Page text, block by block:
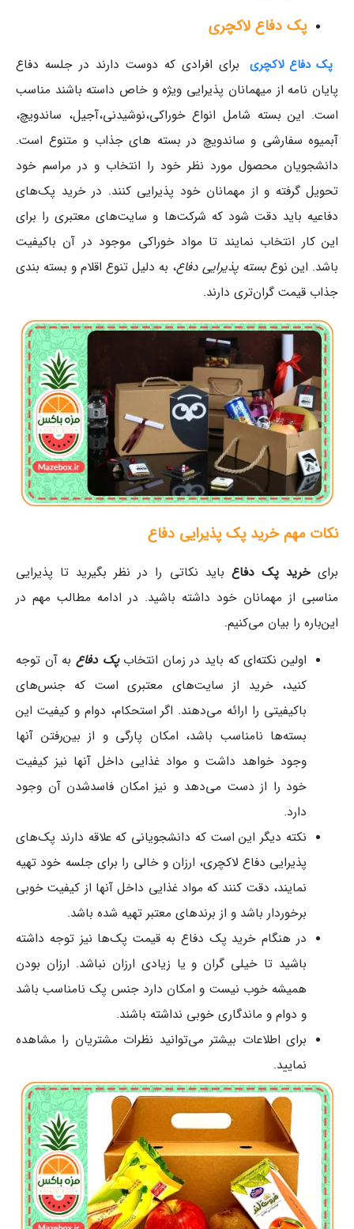
پک دفاع لاکچری
پک دفاع لاکچری برای افرادی که دوست دارند در جلسه دفاع
پایان نامه از میهمانان پذیرایی ویژه و خاص داسته باشند مناسب
است. این بسته شامل انواع خوراکی،نوشیدنی،آجیل، ساندویچ،
آبمیوه سفارشی و ساندویچ در بسته های جذاب و متنوع است.
دانشجویان محصول مورد نظر خود را انتخاب و در مراسم خود
تحویل گرفته و از مهمانان خود پذیرایی کنند. در خرید پک‌های
دفاعیه باید دقت شود که شرکت‌ها و سایت‌‌های معتبری را برای
این کار انتخاب نمایند تا مواد خوراکی موجود در آن باکیفیت
باشد. این نوع بسته پذیرایی دفاع، به دلیل تنوع اقلام و بسته بندی
جذاب قیمت گران‌تری دارند.
نکات مهم خرید پک پذیرایی دفاع
برایخرید پک‌ دفاع باید نکاتی را در نظر بگیرید تا پذیرایی
مناسبی از مهمانان خود داشته باشید. در ادامه مطالب مهم در
این‌باره را بیان می‌کنیم.
اولین نکته‌ای که باید در زمان انتخاب پک‌ دفاع به آن توجه
کنید، خرید از سایت‌های معتبری است که جنس‌های
باکیفیتی را ارائه می‌دهند. اگر استحکام، دوام و کیفیت این
بسته‌ها نامناسب باشد، امکان پارگی و از بین‌رفتن آنها
وجود خواهد داشت و مواد غذایی داخل آنها نیز کیفیت
خود را از دست می‌دهد و نیز امکان فاسدشدن آن وجود
دارد.
نکته دیگر این است که دانشجویانی که علاقه دارند پک‌های
پذیرایی دفاع لاکچری، ارزان و خالی را برای جلسه خود تهیه
نمایند، دقت کنند که مواد غذایی داخل آنها از کیفیت خوبی
برخوردار باشد و از برندهای معتبر تهیه شده باشد.
در هنگام خرید پک دفاع به قیمت ‌پک‌ها نیز توجه داشته
باشید تا خیلی گران و یا زیادی ارزان نباشد. ارزان بودن
همیشه خوب نیست و امکان دارد جنس پک نامناسب باشد
و دوام و ماندگاری خوبی نداشته باشند.
برای اطلاعات بیشتر می‌توانید نظرات مشتریان را مشاهده
نمایید.